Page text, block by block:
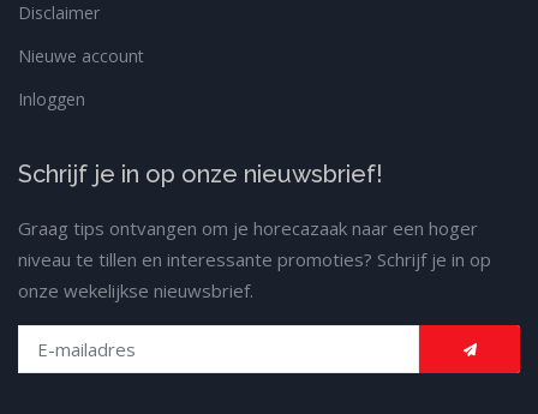
Disclaimer
Nieuwe account
Inloggen
Schrijf je in op onze nieuwsbrief!
Graag tips ontvangen om je horecazaak naar een hoger
niveau te tillen en interessante promoties? Schrijf je in op
onze wekelijkse nieuwsbrief.